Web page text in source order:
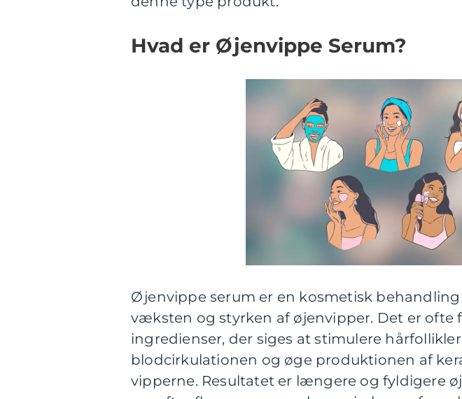
Hvad er Øjenvippe Serum?
Øjenvippe serum er en kosmetisk
væksten og styrken af øjenvipper. Det er ofte
ingredienser, der siges at stimulere
blodcirkulationen og øge produktionen af
vipperne. Resultatet er længere og fyldigere